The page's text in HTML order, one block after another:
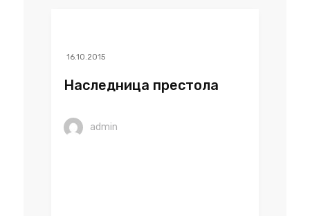
16.10.2015
Наследница престола
admin